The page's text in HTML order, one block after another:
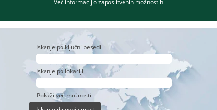
Več informacij o zaposlitvenih možnostih
Iskanje po ključni besedi
Iskanje po lokaciji
Pokaži več možnosti